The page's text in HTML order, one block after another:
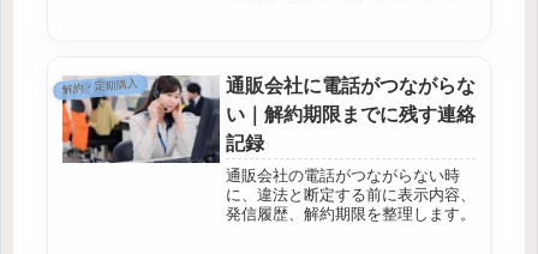
解約・定期購入
通販会社に電話がつながらな
い｜解約期限までに残す連絡
記録
通販会社の電話がつながらない時
に、違法と断定する前に表示内容、
発信履歴、解約期限を整理します。